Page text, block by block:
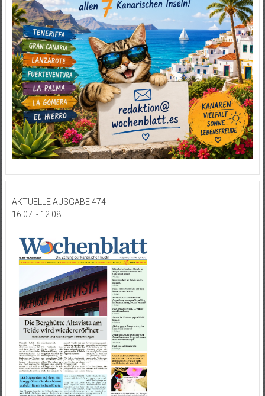
AKTUELLE AUSGABE 474
16.07. - 12.08.